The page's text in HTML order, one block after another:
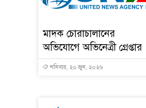
মাদক চোরাচালানের
অভিযোগে অভিনেত্রী গ্রেপ্তার
শনিবার, ২০ জুন, ২০২৬